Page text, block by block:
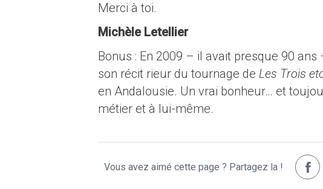
Merci à toi.
Michèle Letellier
Bonus : En 2009 – il avait presque 90
son récit rieur du tournage de Les Trois
en Andalousie. Un vrai bonheur… et
métier et à lui-même.
Vous avez aimé cette page ? Partagez la !